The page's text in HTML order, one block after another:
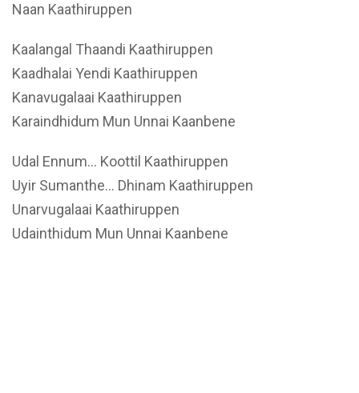
Naan Kaathiruppen
Kaalangal Thaandi Kaathiruppen
Kaadhalai Yendi Kaathiruppen
Kanavugalaai Kaathiruppen
Karaindhidum Mun Unnai Kaanbene
Udal Ennum… Koottil Kaathiruppen
Uyir Sumanthe… Dhinam Kaathiruppen
Unarvugalaai Kaathiruppen
Udainthidum Mun Unnai Kaanbene